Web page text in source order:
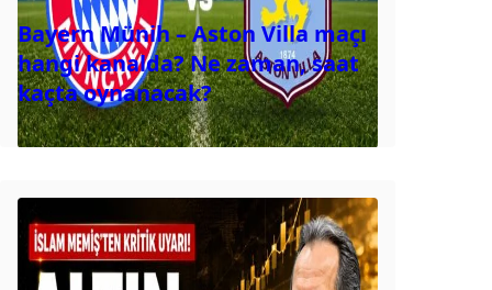
Bayern Münih – Aston Villa maçı
hangi kanalda? Ne zaman, saat
kaçta oynanacak?